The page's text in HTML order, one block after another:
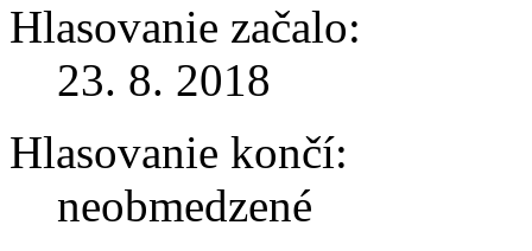
Hlasovanie začalo:
23. 8. 2018
Hlasovanie končí:
neobmedzené